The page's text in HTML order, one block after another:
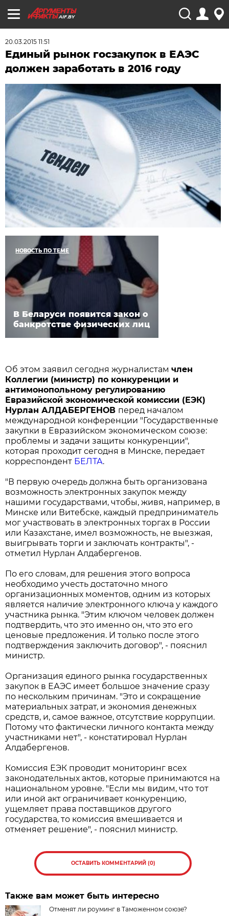
AIF.BY
20.03.2015 11:51
Единый рынок госзакупок в ЕАЭС
должен заработать в 2016 году
НОВОСТЬ ПО ТЕМЕ
В Беларуси появится закон о
банкротстве физических лиц
Об этом заявил сегодня журналистамчлен
Коллегии (министр) по конкуренции и
антимонопольному регулированию
Евразийской экономической комиссии (ЕЭК)
Нурлан АЛДАБЕРГЕНОВ перед началом
международной конференции "Государственные
закупки в Евразийском экономическом союзе:
проблемы и задачи защиты конкуренции",
которая проходит сегодня в Минске, передает
корреспондент БЕЛТА.
"В первую очередь должна быть организована
возможность электронных закупок между
нашими государствами, чтобы, живя, например, в
Минске или Витебске, каждый предприниматель
мог участвовать в электронных торгах в России
или Казахстане, имел возможность, не выезжая,
выигрывать торги и заключать контракты", -
отметил Нурлан Алдабергенов.
По его словам, для решения этого вопроса
необходимо учесть достаточно много
организационных моментов, одним из которых
является наличие электронного ключа у каждого
участника рынка. "Этим ключом человек должен
подтвердить, что это именно он, что это его
ценовые предложения. И только после этого
подтверждения заключить договор", - пояснил
министр.
Организация единого рынка государственных
закупок в ЕАЭС имеет большое значение сразу
по нескольким причинам. "Это и сокращение
материальных затрат, и экономия денежных
средств, и, самое важное, отсутствие коррупции.
Потому что фактически личного контакта между
участниками нет", - констатировал Нурлан
Алдабергенов.
Комиссия ЕЭК проводит мониторинг всех
законодательных актов, которые принимаются на
национальном уровне. "Если мы видим, что тот
или иной акт ограничивает конкуренцию,
ущемляет права поставщиков другого
государства, то комиссия вмешивается и
отменяет решение", - пояснил министр.
ОСТАВИТЬ КОММЕНТАРИЙ (0)
Также вам может быть интересно
Отменят ли роуминг в Таможенном союзе?